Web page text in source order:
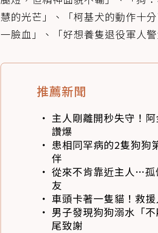
慧的光芒」、「柯基犬的動作十
一臉血」、「好想養隻退役軍人警
推薦新聞
主人剛離開秒失守！
讚爆
患相同罕病的2隻狗狗
伴
從來不肯靠近主人…孤
友
車頭卡著一隻貓！救
男子發現狗狗溺水「
尾致謝